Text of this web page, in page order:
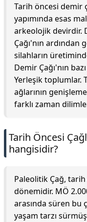
Tarih öncesi demir
yapımında esas
arkeolojik devirdir.
Çağı'nın
silahların
Demir Çağı'nın
Yerleşik toplumlar.
ağlarının
farklı zaman
Tarih Öncesi
hangisidir?
Paleolitik Çağ,
dönemidir. MÖ
arasında süren bu
yaşam tarzı